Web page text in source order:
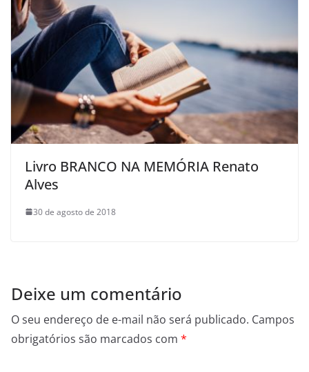
Livro BRANCO NA MEMÓRIA Renato
Alves
30 de agosto de 2018
Deixe um comentário
O seu endereço de e-mail não será publicado. Campos
obrigatórios são marcados com *